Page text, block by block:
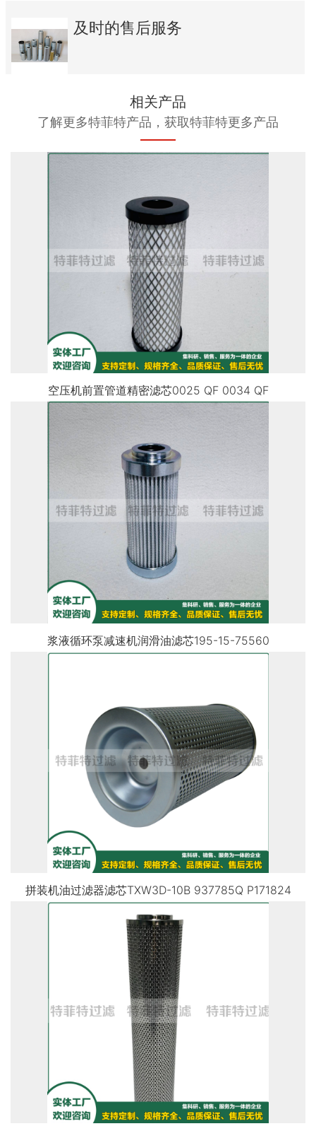
及时的售后服务
相关产品
了解更多特菲特产品，获取特菲特更多产品
空压机前置管道精密滤芯0025 QF 0034 QF
浆液循环泵减速机润滑油滤芯195-15-75560
拼装机油过滤器滤芯TXW3D-10B 937785Q P171824